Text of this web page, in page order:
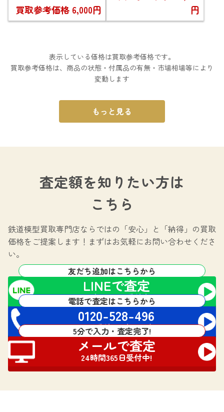
買取参考価格 6,000円
円
表示している価格は買取参考価格です。
買取参考価格は、商品の状態・付属品の有無・市場相場等により
変動します
もっと見る
査定額を知りたい方は
こちら
鉄道模型買取専門店ならではの 「安心」と「納得」の買取
価格をご提案します！ まずはお気軽にお問い合わせくださ
い。
友だち追加はこちらから
LINEで査定
24時間365日受付中!
電話で査定はこちらから
0120-528-496
電話受付 24時間対応
5分で入力・査定完了!
メールで査定
24時間365日受付中!